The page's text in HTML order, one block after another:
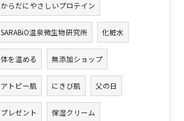
からだにやさしいプロテイン
SARABiO温泉微生物研究所 化粧水
体を温める 無添加ショップ
アトピー肌 にきび肌 父の日
プレゼント 保湿クリーム